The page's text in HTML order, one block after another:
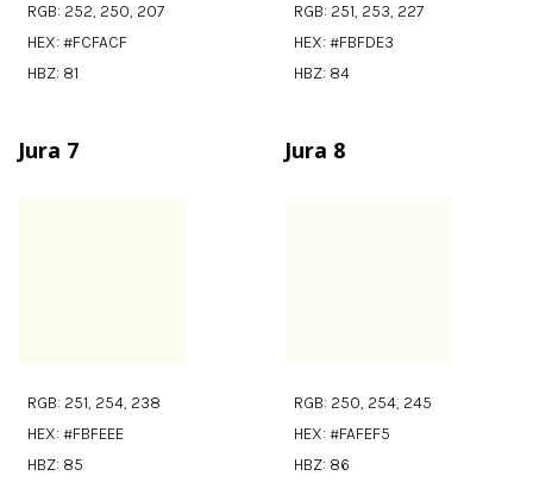
RGB: 252, 250, 207
HEX: #FCFACF
HBZ: 81
RGB: 251, 253, 227
HEX: #FBFDE3
HBZ: 84
Jura 7
RGB: 251, 254, 238
HEX: #FBFEEE
HBZ: 85
Jura 8
RGB: 250, 254, 245
HEX: #FAFEF5
HBZ: 86